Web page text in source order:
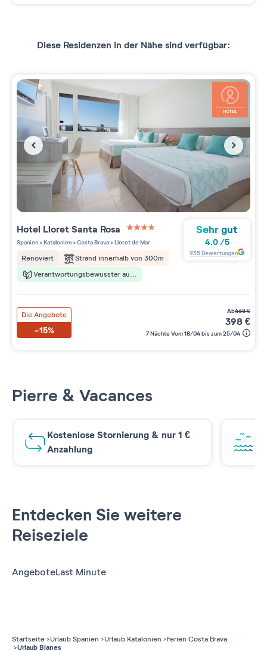
Diese Residenzen in der Nähe sind verfügbar:
Hotel Lloret Santa Rosa
4 étoiles sur 5
Spanien>Katalonien>Costa Brava>Lloret de Mar
Renoviert
Strand innerhalb von 300m
Sehr gut
4.0/5
935Bewertungen
Die Angebote
-15%
ab468€
398€
7 Nächte Vom 18/04 bis zum 25/04
Pierre & Vacances
Kostenlose Stornierung & nur 1 €
Anzahlung
Entdecken Sie weitere
Reiseziele
AngeboteLast Minute
Startseite Urlaub Spanien Urlaub Katalonien Ferien Costa Brava
Urlaub Blanes